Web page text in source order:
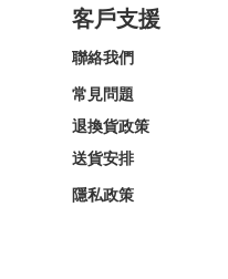
客戶支援
聯絡我們
常見問題
退換貨政策
送貨安排
隱私政策